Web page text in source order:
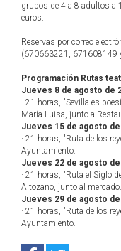
grupos de 4 a 8 adultos a
euros.
Reservas por correo
(670663221, 671608149
Programación Rutas
Jueves 8 de agosto de
· 21 horas, "Sevilla es
María Luisa, junto a
Jueves 15 de agosto
· 21 horas, "Ruta de los
Ayuntamiento.
Jueves 22 de agosto
· 21 horas, "Ruta el Siglo
Altozano, junto al mercado.
Jueves 29 de agosto
· 21 horas, "Ruta de los
Ayuntamiento.